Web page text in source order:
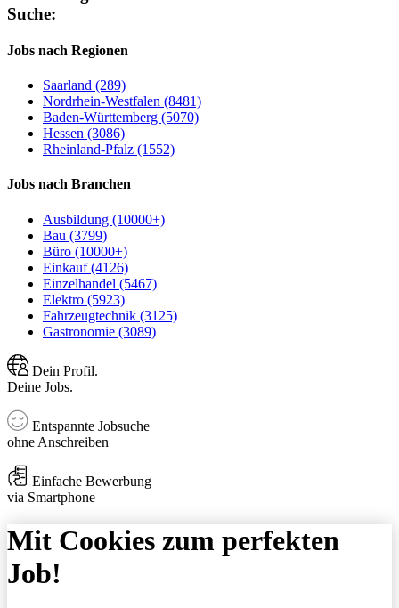
Suche:
Jobs nach Regionen
Saarland (289)
Nordrhein-Westfalen (8481)
Baden-Württemberg (5070)
Hessen (3086)
Rheinland-Pfalz (1552)
Jobs nach Branchen
Ausbildung (10000+)
Bau (3799)
Büro (10000+)
Einkauf (4126)
Einzelhandel (5467)
Elektro (5923)
Fahrzeugtechnik (3125)
Gastronomie (3089)
Dein Profil.
Deine Jobs.
Entspannte Jobsuche
ohne Anschreiben
Einfache Bewerbung
via Smartphone
Mit Cookies zum perfekten
Job!